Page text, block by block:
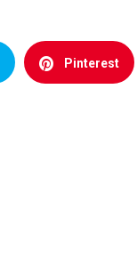
Pinterest